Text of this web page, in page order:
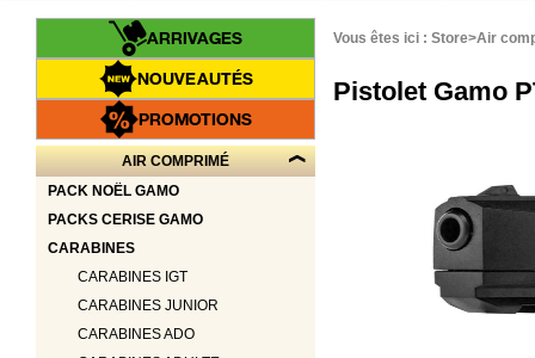
ventes
Fusils-
chasse
‣
Armes
De
Grande
Chasse
‣
Sport‣
Armes
De Tir‣
Air
‣
‣
Vous êtes ici : Store>Air
ARRIVAGES
NOUVEAUTÉS
PROMOTIONS
AIR COMPRIMÉ
PACK NOËL GAMO
PACKS CERISE GAMO
CARABINES
CARABINES IGT
CARABINES JUNIOR
CARABINES ADO
Pistolet Gamo